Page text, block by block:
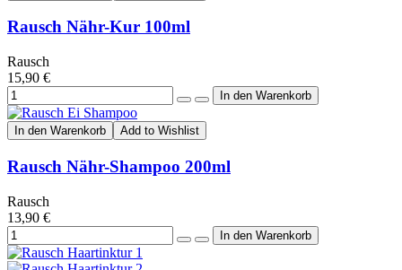
Rausch Nähr-Kur 100ml
Rausch
15,90 €
In den Warenkorb Add to Wishlist
Rausch Nähr-Shampoo 200ml
Rausch
13,90 €